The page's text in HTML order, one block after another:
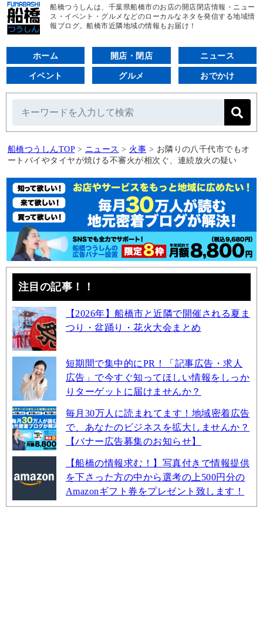
船橋つうしんは、千葉県船橋市のお店の開店閉店情報・ニュー
ス・イベント・グルメなどのローカルなネタを発信する地域情
報ブログ。船橋市近隣地域の情報もお届け！
ホーム 開店・閉店 ニュース
イベント グルメ おでかけ
船橋つうしんTOP > ニュース > 火事 > お隣りの八千代市でもオ
ートバイやタイヤが焼ける不審火が相次ぐ、連続放火の疑い
注目の記事！！
【2026年】船橋市と近隣で開催される夏ま
つり・盆踊り・花火大会まとめ
短期間で集中的にPR！「記事広告・求人
広告」で今すぐ知ってほしい情報をしっか
りターゲットに届けませんか？
毎月30万人に読まれてます！地域密着広告
で、あなたのビジネスを拡大しませんか？
【バナー広告募集のお知らせ】
【船橋の情報求む！】写真付きで情報提供
を下さった方の中から選考の上500円分の
Amazonギフト券をプレゼント致します！